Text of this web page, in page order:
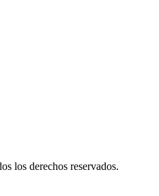
los derechos reservados.